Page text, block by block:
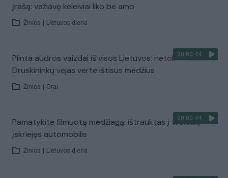
įrašą: važiavę keleiviai liko be amo
Žinios Lietuvos diena
00:00:44
Plinta audros vaizdai iš visos Lietuvos: netoli
Druskininkų vėjas vertė ištisus medžius
Žinios Orai
00:00:44
Pamatykite filmuotą medžiagą: ištrauktas į tvenkinį
įskriejęs automobilis
Žinios Lietuvos diena